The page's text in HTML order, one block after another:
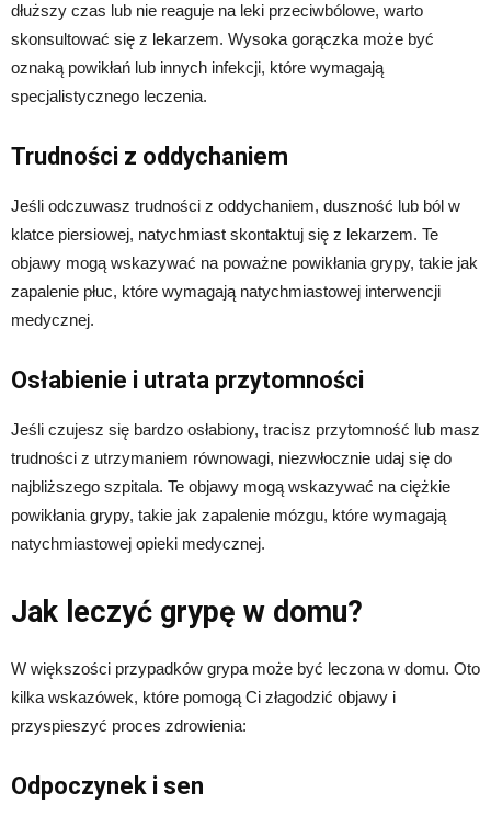
dłuższy czas lub nie reaguje na leki przeciwbólowe, warto
skonsultować się z lekarzem. Wysoka gorączka może być
oznaką powikłań lub innych infekcji, które wymagają
specjalistycznego leczenia.
Trudności z oddychaniem
Jeśli odczuwasz trudności z oddychaniem, duszność lub ból w
klatce piersiowej, natychmiast skontaktuj się z lekarzem. Te
objawy mogą wskazywać na poważne powikłania grypy, takie jak
zapalenie płuc, które wymagają natychmiastowej interwencji
medycznej.
Osłabienie i utrata przytomności
Jeśli czujesz się bardzo osłabiony, tracisz przytomność lub masz
trudności z utrzymaniem równowagi, niezwłocznie udaj się do
najbliższego szpitala. Te objawy mogą wskazywać na ciężkie
powikłania grypy, takie jak zapalenie mózgu, które wymagają
natychmiastowej opieki medycznej.
Jak leczyć grypę w domu?
W większości przypadków grypa może być leczona w domu. Oto
kilka wskazówek, które pomogą Ci złagodzić objawy i
przyspieszyć proces zdrowienia:
Odpoczynek i sen